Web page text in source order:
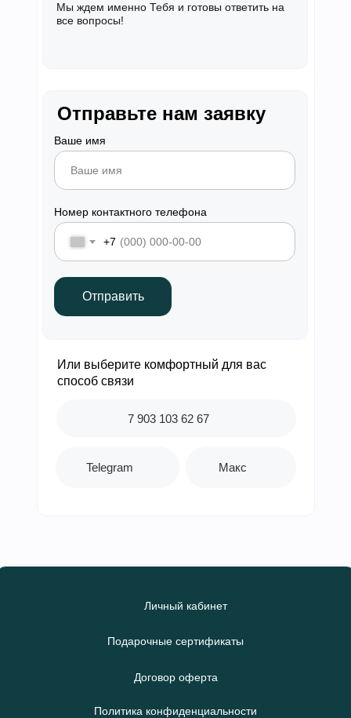
Мы ждем именно Тебя и готовы ответить на
все вопросы!
Ваше имя
Номер контактного телефона
+7
Отправить
Отправьте нам заявку
Или выберите комфортный для вас
способ связи
7 903 103 62 67
Telegram Макс
Политика конфиденциальности
Подарочные сертификаты
Личный кабинет
Договор оферта